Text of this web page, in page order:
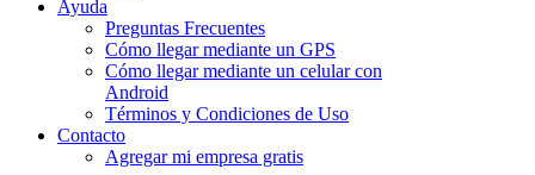
Ayuda
Preguntas Frecuentes
Cómo llegar mediante un GPS
Cómo llegar mediante un celular con
Android
Términos y Condiciones de Uso
Contacto
Agregar mi empresa gratis